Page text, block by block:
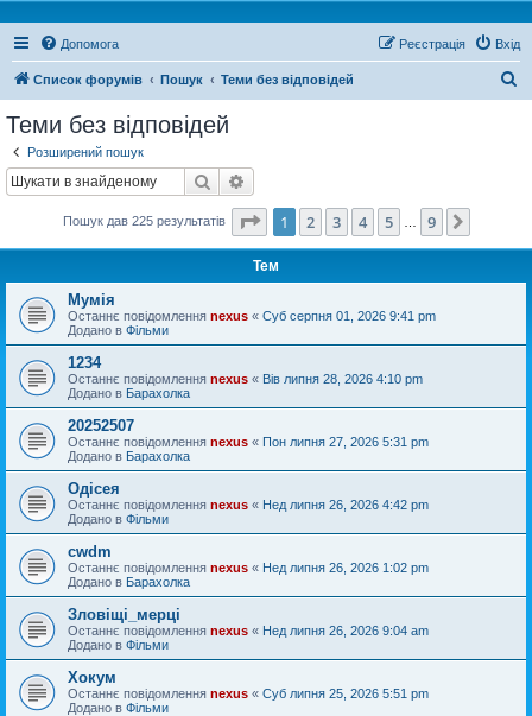
Допомога Вхід
Реєстрація
Список форумів Пошук Теми без відповідей
Теми без відповідей
Розширений пошук
Пошук
Пошук дав 225 результатів Сторінка 1 9
1 2 3 4 5 9
Тем
Мумія
Останнє повідомлення nexus « Суб серпня 01, 2026 9:41 pm
Додано в Фільми
1234
Останнє повідомлення nexus « Вів липня 28, 2026 4:10 pm
Додано в Барахолка
20252507
Останнє повідомлення nexus « Пон липня 27, 2026 5:31 pm
Додано в Барахолка
Одісея
Останнє повідомлення nexus « Нед липня 26, 2026 4:42 pm
Додано в Фільми
cwdm
Останнє повідомлення nexus « Нед липня 26, 2026 1:02 pm
Додано в Барахолка
Зловіщі_мерці
Останнє повідомлення nexus « Нед липня 26, 2026 9:04 am
Додано в Фільми
Хокум
Останнє повідомлення nexus « Суб липня 25, 2026 5:51 pm
Додано в Фільми